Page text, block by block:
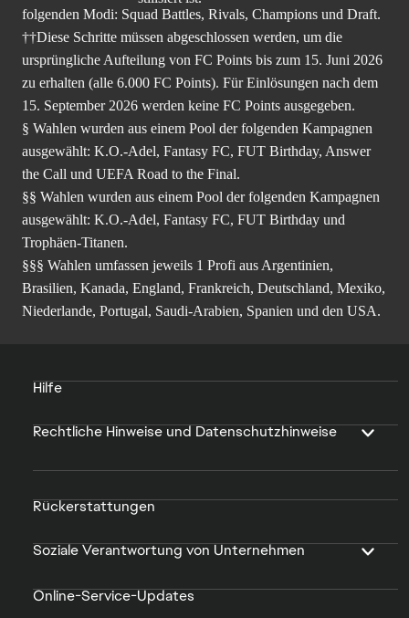
folgenden Modi: Squad Battles, Rivals, Champions und Draft.
††Diese Schritte müssen abgeschlossen werden, um die
ursprüngliche Aufteilung von FC Points bis zum 15. Juni 2026
zu erhalten (alle 6.000 FC Points). Für Einlösungen nach dem
15. September 2026 werden keine FC Points ausgegeben.
§ Wahlen wurden aus einem Pool der folgenden Kampagnen
ausgewählt: K.O.-Adel, Fantasy FC, FUT Birthday, Answer
the Call und UEFA Road to the Final.
§§ Wahlen wurden aus einem Pool der folgenden Kampagnen
ausgewählt: K.O.-Adel, Fantasy FC, FUT Birthday und
Trophäen-Titanen.
§§§ Wahlen umfassen jeweils 1 Profi aus Argentinien,
Brasilien, Kanada, England, Frankreich, Deutschland, Mexiko,
Niederlande, Portugal, Saudi-Arabien, Spanien und den USA.
Hilfe
Rechtliche Hinweise und Datenschutzhinweise
Rückerstattungen
Soziale Verantwortung von Unternehmen
Online-Service-Updates